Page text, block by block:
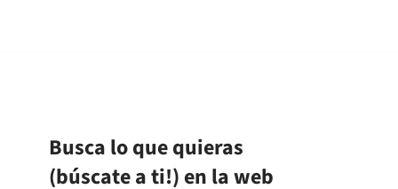
Busca lo que quieras
(búscate a ti!) en la web